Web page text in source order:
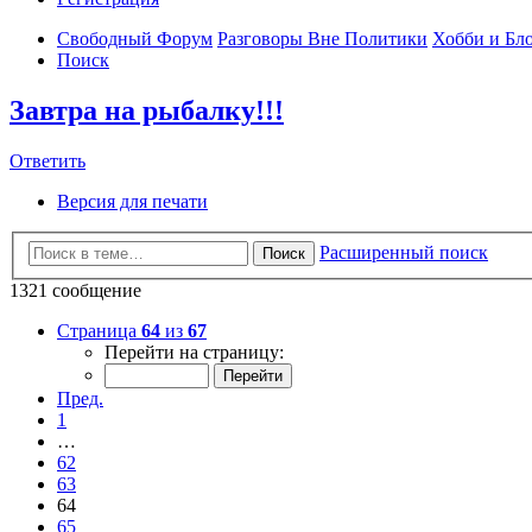
Свободный Форум Разговоры Вне Политики Хобби и
Поиск
Завтра на рыбалку!!!
Ответить
Версия для печати
Поиск
Расширенный поиск
1321 сообщение
Страница 64 из 67
Перейти на страницу:
Пред.
1
…
62
63
64
65